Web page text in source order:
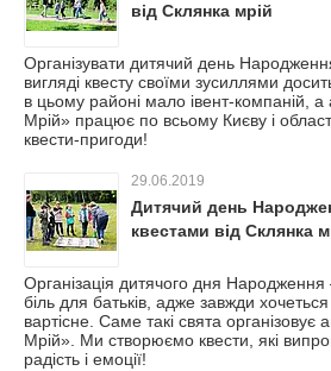
від Склянка мрій
Організувати дитячий день
вигляді квесту своїми зусиллями
в цьому районі мало івент-компаній, а
Мрій» працює по всьому Києву і
квести-пригоди!
29.06.2019
Дитячий день
квестами від Склянка
Організація дитячого дня Народження
біль для батьків, адже завжди
вартісне. Саме такі свята організовує
Мрій». Ми створюємо квести, які
радість і емоції!